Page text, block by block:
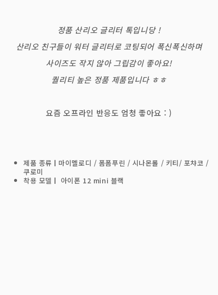
정품 산리오 글리터 톡입니당 !
산리오 친구들이 워터 글리터로 코팅되어 폭신폭신하며
사이즈도 작지 않아 그립감이 좋아요!
퀄리티 높은 정품 제품입니다 ㅎㅎ
요즘 오프라인 반응도 엄청 좋아요 : )
제품 종류 ㅣ 마이멜로디 / 폼폼푸린 / 시나몬롤 / 키티/ 포챠코 /
쿠로미
착용 모델 ㅣ 아이폰 12 mini 블랙